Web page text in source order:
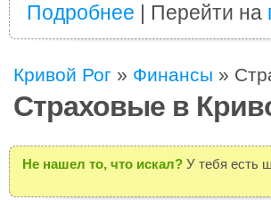
Подробнее | Перейти на
Кривой Рог » Финансы »
Страховые в
Не нашел то, что искал? У тебя есть